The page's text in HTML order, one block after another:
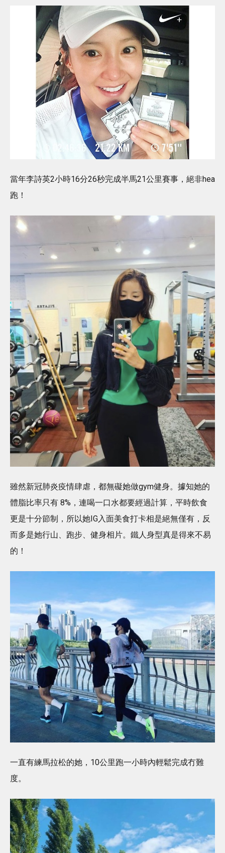
當年李詩英2小時16分26秒完成半馬21公里賽事，絕非hea
跑！
雖然新冠肺炎疫情肆虐，都無礙她做gym健身。據知她的
體脂比率只有 8%，連喝一口水都要經過計算，平時飲食
更是十分節制，所以她IG入面美食打卡相是絕無僅有，反
而多是她行山、跑步、健身相片。鐵人身型真是得來不易
的！
一直有練馬拉松的她，10公里跑一小時內輕鬆完成冇難
度。